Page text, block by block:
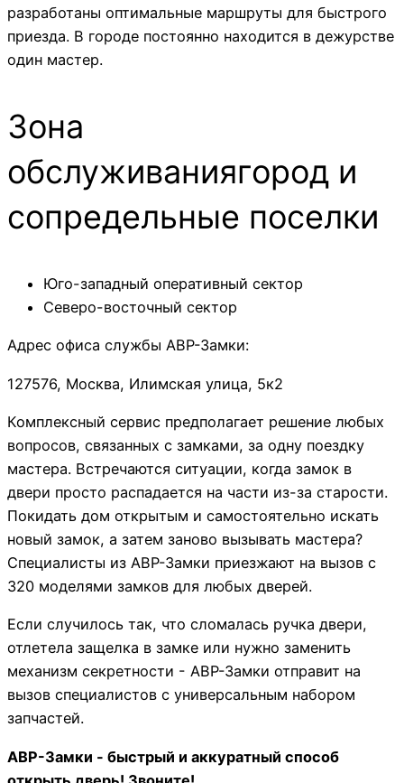
разработаны оптимальные маршруты для быстрого
приезда. В городе постоянно находится в дежурстве
один мастер.
Зона
обслуживаниягород и
сопредельные поселки
Юго-западный оперативный сектор
Северо-восточный сектор
Адрес офиса службы АВР-Замки:
127576, Москва, Илимская улица, 5к2
Комплексный сервис предполагает решение любых
вопросов, связанных с замками, за одну поездку
мастера. Встречаются ситуации, когда замок в
двери просто распадается на части из-за старости.
Покидать дом открытым и самостоятельно искать
новый замок, а затем заново вызывать мастера?
Специалисты из АВР-Замки приезжают на вызов с
320 моделями замков для любых дверей.
Если случилось так, что сломалась ручка двери,
отлетела защелка в замке или нужно заменить
механизм секретности - АВР-Замки отправит на
вызов специалистов с универсальным набором
запчастей.
АВР-Замки - быстрый и аккуратный способ